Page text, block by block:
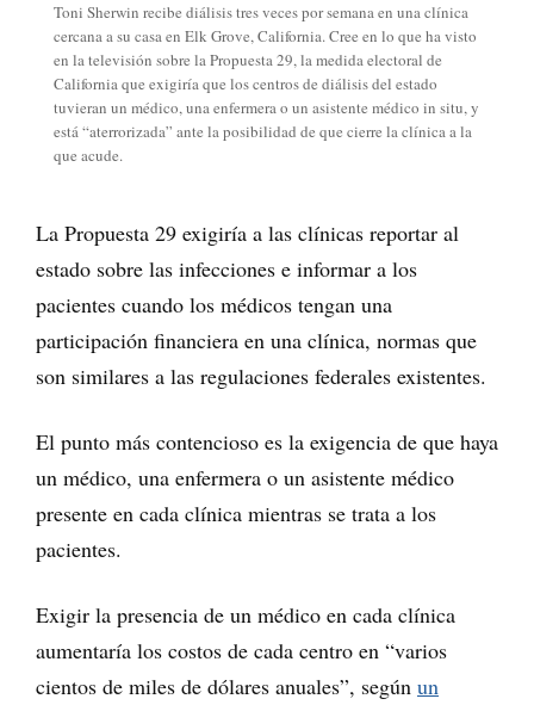
Toni Sherwin recibe diálisis tres veces por semana en una clínica
cercana a su casa en Elk Grove, California. Cree en lo que ha visto
en la televisión sobre la Propuesta 29, la medida electoral de
California que exigiría que los centros de diálisis del estado
tuvieran un médico, una enfermera o un asistente médico in situ, y
está “aterrorizada” ante la posibilidad de que cierre la clínica a la
que acude.
La Propuesta 29 exigiría a las clínicas reportar al
estado sobre las infecciones e informar a los
pacientes cuando los médicos tengan una
participación financiera en una clínica, normas que
son similares a las regulaciones federales existentes.
El punto más contencioso es la exigencia de que haya
un médico, una enfermera o un asistente médico
presente en cada clínica mientras se trata a los
pacientes.
Exigir la presencia de un médico en cada clínica
aumentaría los costos de cada centro en “varios
cientos de miles de dólares anuales”, según un